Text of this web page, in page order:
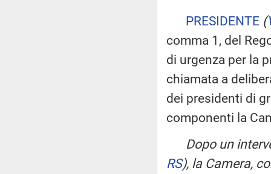
PRESIDENTE (
comma 1, del
di urgenza per la
chiamata a
dei presidenti di
componenti la
Dopo un
RS), la Camera,